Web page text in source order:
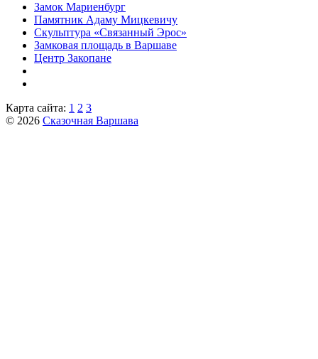
Замок Мариенбург
Памятник Адаму Мицкевичу
Скульптура «Связанный Эрос»
Замковая площадь в Варшаве
Центр Закопане
Карта сайта: 1 2 3
© 2026 Сказочная Варшава